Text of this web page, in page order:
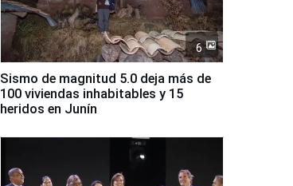
6
Sismo de magnitud 5.0 deja más de
100 viviendas inhabitables y 15
heridos en Junín